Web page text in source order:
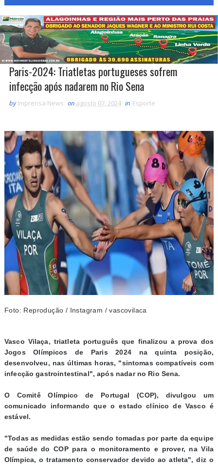
Paris-2024: Triatletas portugueses sofrem
infecção após nadarem no Rio Sena
by Imprensa News on agosto 07, 2024 in Esporte
Foto: Reprodução / Instagram / vascovilaca
Vasco Vilaça, triatleta português que finalizou a prova dos
Jogos Olímpicos de Paris 2024 na quinta posição,
desenvolveu, nas últimas horas, "sintomas compatíveis com
infecção gastrointestinal", após nadar no Rio Sena.
O Comitê Olímpico de Portugal (COP), divulgou um
comunicado informando que o estado clínico de Vasco é
estável.
"Todas as medidas estão sendo tomadas por parte da equipe
de saúde do COP para o monitoramento e prover, na Vila
Olímpica, o tratamento conservador devido ao atleta", diz o